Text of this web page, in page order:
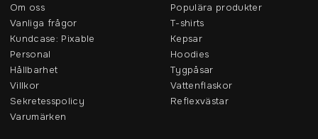
Om oss
Vanliga frågor
Kundcase: Pixable
Personal
Hållbarhet
Villkor
Sekretesspolicy
Varumärken
Populära produkter
T-shirts
Kepsar
Hoodies
Tygpåsar
Vattenflaskor
Reflexvästar